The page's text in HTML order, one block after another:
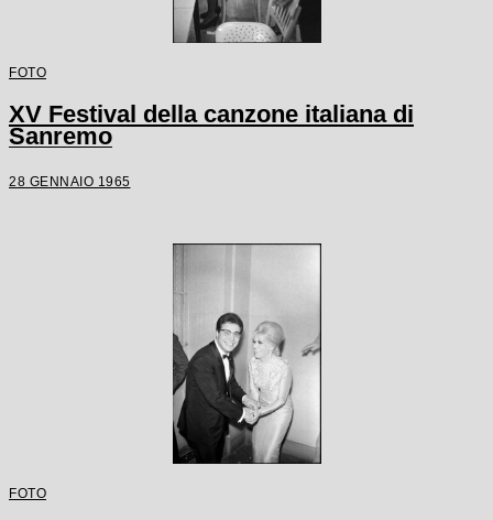
FOTO
XV Festival della canzone italiana di
Sanremo
28 GENNAIO 1965
FOTO